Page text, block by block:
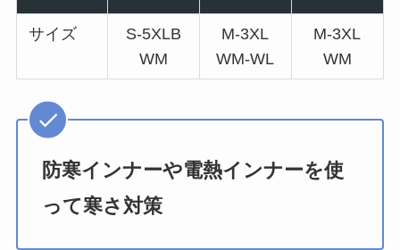
サイズ
S-5XLB
WM
M-3XL
WM-WL
M-3XL
WM
防寒インナーや電熱インナーを使
って寒さ対策